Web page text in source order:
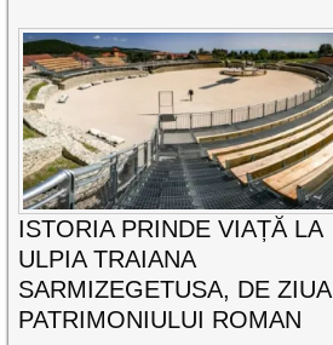
ISTORIA PRINDE VIAȚĂ LA
ULPIA TRAIANA
SARMIZEGETUSA, DE ZIUA
PATRIMONIULUI ROMAN